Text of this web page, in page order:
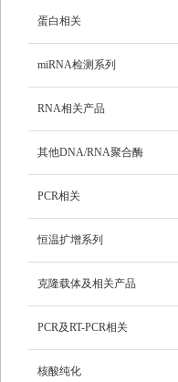
蛋白相关
miRNA检测系列
RNA相关产品
其他DNA/RNA聚合酶
PCR相关
恒温扩增系列
克隆载体及相关产品
PCR及RT-PCR相关
核酸纯化